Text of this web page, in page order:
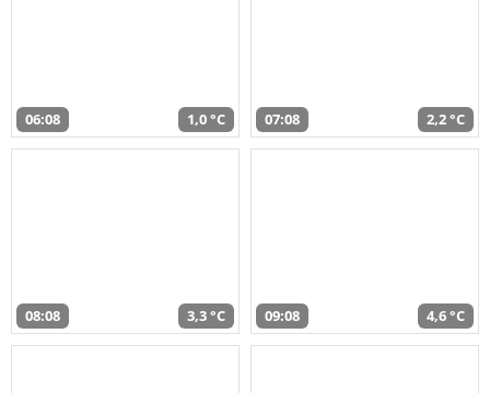
06:08 1,0 °C 07:08 2,2 °C
08:08 3,3 °C 09:08 4,6 °C